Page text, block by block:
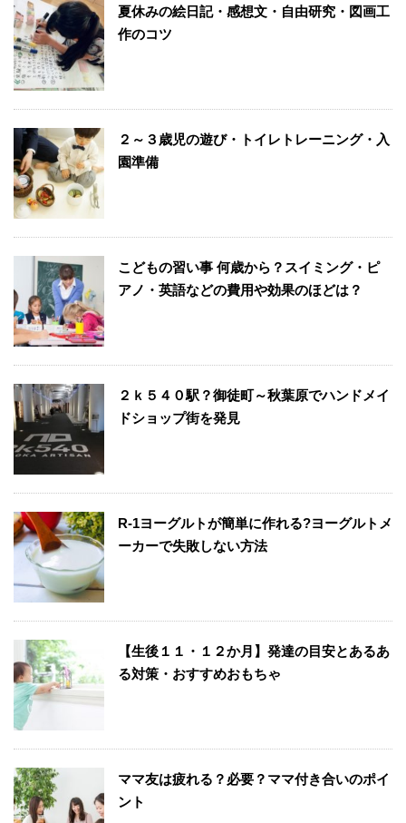
夏休みの絵日記・感想文・自由研究・図画工
作のコツ
２～３歳児の遊び・トイレトレーニング・入
園準備
こどもの習い事 何歳から？スイミング・ピ
アノ・英語などの費用や効果のほどは？
２ｋ５４０駅？御徒町～秋葉原でハンドメイ
ドショップ街を発見
R-1ヨーグルトが簡単に作れる?ヨーグルトメ
ーカーで失敗しない方法
【生後１１・１２か月】発達の目安とあるあ
る対策・おすすめおもちゃ
ママ友は疲れる？必要？ママ付き合いのポイ
ント